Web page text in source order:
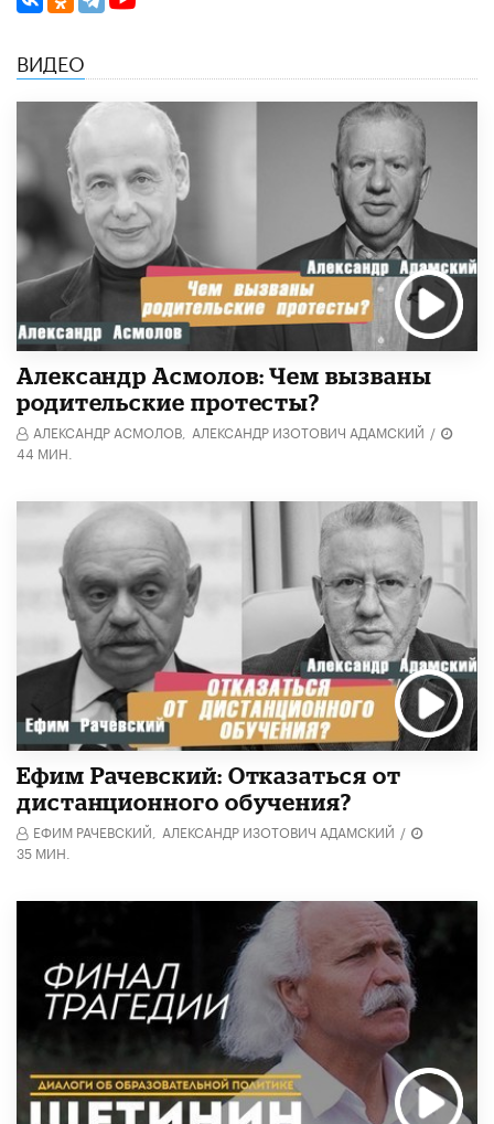
ВИДЕО
Александр Асмолов: Чем вызваны
родительские протесты?
АЛЕКСАНДР АСМОЛОВ, АЛЕКСАНДР ИЗОТОВИЧ АДАМСКИЙ /
44 МИН.
Ефим Рачевский: Отказаться от
дистанционного обучения?
ЕФИМ РАЧЕВСКИЙ, АЛЕКСАНДР ИЗОТОВИЧ АДАМСКИЙ /
35 МИН.